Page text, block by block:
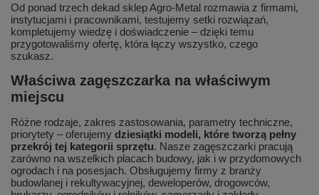
Od ponad trzech dekad sklep Agro-Metal rozmawia z firmami,
instytucjami i pracownikami, testujemy setki rozwiązań,
kompletujemy wiedzę i doświadczenie – dzięki temu
przygotowaliśmy ofertę, która łączy wszystko, czego
szukasz.
Właściwa zagęszczarka na właściwym
miejscu
Różne rodzaje, zakres zastosowania, parametry techniczne,
priorytety – oferujemy dziesiątki modeli, które tworzą pełny
przekrój tej kategorii sprzętu. Nasze zagęszczarki pracują
zarówno na wszelkich placach budowy, jak i w przydomowych
ogrodach i na posesjach. Obsługujemy firmy z branży
budowlanej i rekultywacyjnej, deweloperów, drogowców,